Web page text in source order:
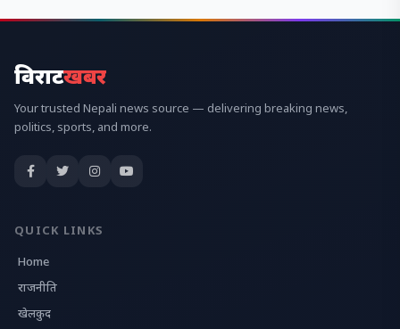
विराटखबर
Your trusted Nepali news source — delivering breaking news,
politics, sports, and more.
QUICK LINKS
Home
राजनीति
खेलकुद